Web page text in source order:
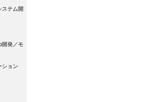
ステム開
開発／モ
ション